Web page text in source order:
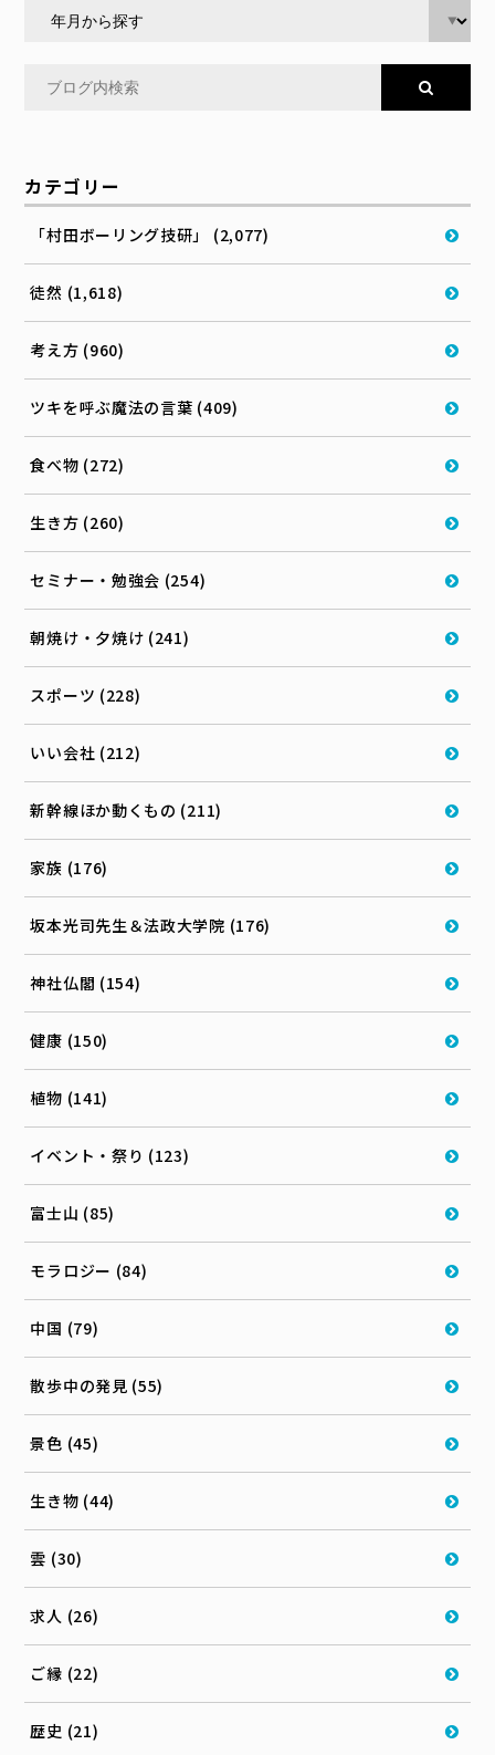
カテゴリー
「村田ボーリング技研」 (2,077)
徒然 (1,618)
考え方 (960)
ツキを呼ぶ魔法の言葉 (409)
食べ物 (272)
生き方 (260)
セミナー・勉強会 (254)
朝焼け・夕焼け (241)
スポーツ (228)
いい会社 (212)
新幹線ほか動くもの (211)
家族 (176)
坂本光司先生＆法政大学院 (176)
神社仏閣 (154)
健康 (150)
植物 (141)
イベント・祭り (123)
富士山 (85)
モラロジー (84)
中国 (79)
散歩中の発見 (55)
景色 (45)
生き物 (44)
雲 (30)
求人 (26)
ご縁 (22)
歴史 (21)